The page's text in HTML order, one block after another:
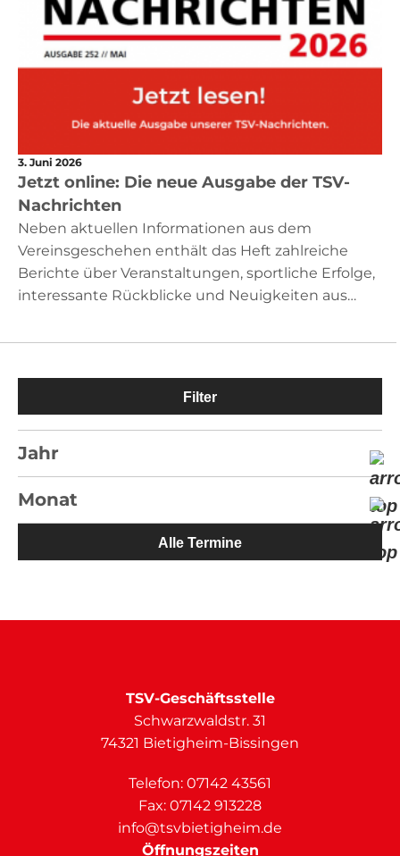
3. Juni 2026
Jetzt online: Die neue Ausgabe der TSV-
Nachrichten
Neben aktuellen Informationen aus dem
Vereinsgeschehen enthält das Heft zahlreiche
Berichte über Veranstaltungen, sportliche Erfolge,
interessante Rückblicke und Neuigkeiten aus…
Filter
Jahr
Monat
Alle Termine
TSV-Geschäftsstelle
Schwarzwaldstr. 31
74321 Bietigheim-Bissingen
Telefon: 07142 43561
Fax: 07142 913228
info@tsvbietigheim.de
Öffnungszeiten